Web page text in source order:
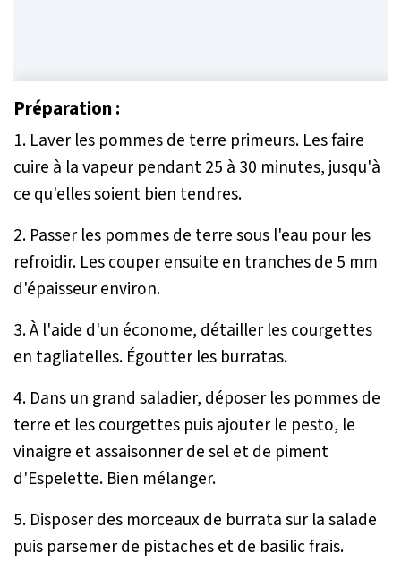
Préparation :
1. Laver les pommes de terre primeurs. Les faire
cuire à la vapeur pendant 25 à 30 minutes, jusqu'à
ce qu'elles soient bien tendres.
2. Passer les pommes de terre sous l'eau pour les
refroidir. Les couper ensuite en tranches de 5 mm
d'épaisseur environ.
3. À l'aide d'un économe, détailler les courgettes
en tagliatelles. Égoutter les burratas.
4. Dans un grand saladier, déposer les pommes de
terre et les courgettes puis ajouter le pesto, le
vinaigre et assaisonner de sel et de piment
d'Espelette. Bien mélanger.
5. Disposer des morceaux de burrata sur la salade
puis parsemer de pistaches et de basilic frais.